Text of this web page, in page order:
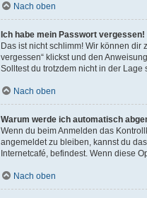
Nach oben
Ich habe mein Passwort vergessen!
Das ist nicht schlimm! Wir können dir
vergessen“ klickst und den
Solltest du trotzdem nicht in der
Nach oben
Warum werde ich automatisch
Wenn du beim Anmelden das
angemeldet zu bleiben, kannst du
Internetcafé, befindest. Wenn diese
Nach oben